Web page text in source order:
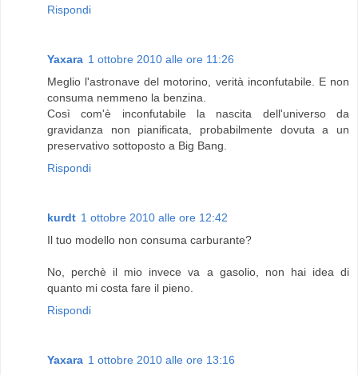
Rispondi
Yaxara 1 ottobre 2010 alle ore 11:26
Meglio l'astronave del motorino, verità inconfutabile. E non
consuma nemmeno la benzina.
Così com'è inconfutabile la nascita dell'universo da
gravidanza non pianificata, probabilmente dovuta a un
preservativo sottoposto a Big Bang.
Rispondi
kurdt 1 ottobre 2010 alle ore 12:42
Il tuo modello non consuma carburante?
No, perchè il mio invece va a gasolio, non hai idea di
quanto mi costa fare il pieno.
Rispondi
Yaxara 1 ottobre 2010 alle ore 13:16